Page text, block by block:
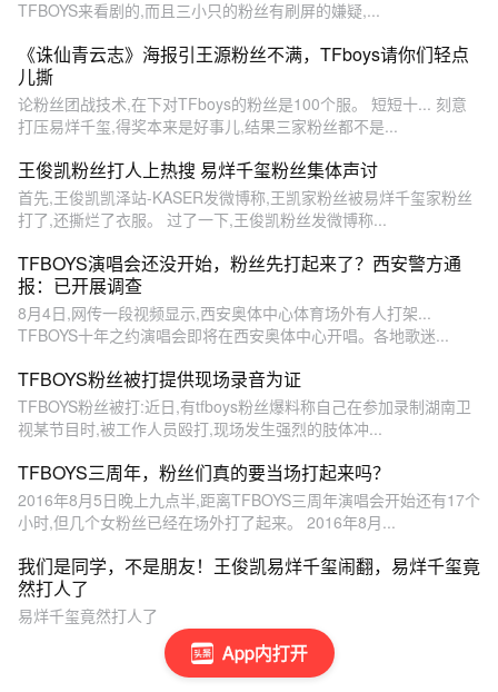
App内打开
TFBOYS来看剧的,而且三小只的粉丝有刷屏的嫌疑,...
《诛仙青云志》海报引王源粉丝不满，TFboys请你们轻点
儿撕
论粉丝团战技术,在下对TFboys的粉丝是100个服。 短短十... 刻意
打压易烊千玺,得奖本来是好事儿,结果三家粉丝都不是...
王俊凯粉丝打人上热搜 易烊千玺粉丝集体声讨
首先,王俊凯凯泽站-KASER发微博称,王凯家粉丝被易烊千玺家粉丝
打了,还撕烂了衣服。 过了一下,王俊凯粉丝发微博称...
TFBOYS演唱会还没开始，粉丝先打起来了？西安警方通
报：已开展调查
8月4日,网传一段视频显示,西安奥体中心体育场外有人打架...
TFBOYS十年之约演唱会即将在西安奥体中心开唱。各地歌迷...
TFBOYS粉丝被打提供现场录音为证
TFBOYS粉丝被打:近日,有tfboys粉丝爆料称自己在参加录制湖南卫
视某节目时,被工作人员殴打,现场发生强烈的肢体冲...
TFBOYS三周年，粉丝们真的要当场打起来吗？
2016年8月5日晚上九点半,距离TFBOYS三周年演唱会开始还有17个
小时,但几个女粉丝已经在场外打了起来。 2016年8月...
我们是同学，不是朋友！王俊凯易烊千玺闹翻，易烊千玺竟
然打人了
易烊千玺竟然打人了